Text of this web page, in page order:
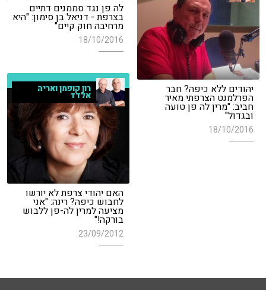
לה פן נגד סממנים דתיים
בצרפת - דניאל בן סימון: "היא
מרחיבה חוק קיים"
18/10/2016
יהודים ללא כיפה? חבר
הפרלמנט הצרפתי מאיר
חביב: "מרין לה פן טועה
ובגדול"
18/10/2016
רון קופמן ואריה
אלדד
האם יהודי צרפת לא יורשו
לחבוש כיפה? רינה: "אני
מציעה למרין לה-פן ללבוש
בורקה!"
23/09/2012